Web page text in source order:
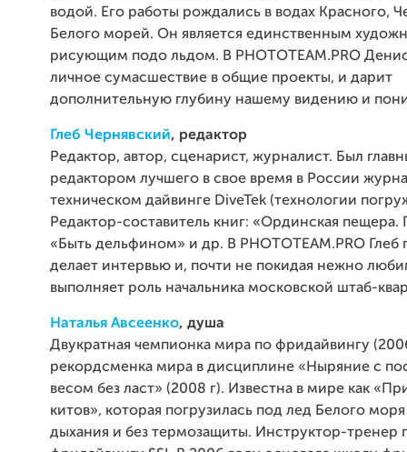
водой. Его работы рождались в водах Красного,
Белого морей. Он является единственным
рисующим подо льдом. В PHOTOTEAM.PRO
личное сумасшествие в общие проекты, и дарит
дополнительную глубину нашему видению и
Глеб Чернявский, редактор
Редактор, автор, сценарист, журналист. Был
редактором лучшего в свое время в России
техническом дайвинге DiveTek (технологии
Редактор-составитель книг: «Ординская пещера.
«Быть дельфином» и др. В PHOTOTEAM.PRO Глеб
делает интервью и, почти не покидая нежно
выполняет роль начальника московской штаб-
Наталья Авсеенко, душа
Двукратная чемпионка мира по фридайвингу
рекордсменка мира в дисциплине «Ныряние с
весом без ласт» (2008 г). Известна в мире как
китов», которая погрузилась под лед Белого
дыхания и без термозащиты. Инструктор-тренер